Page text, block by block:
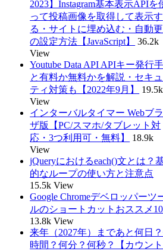
2023】Instagram基本表示APIを
って投稿画像を取得して表示す
る・サイトに埋め込む・自動
の設定方法【JavaScript】
36.2k
View
Youtube Data API APIキー発行
と有料か無料かを解説・セキュ
ティ対策も【2022年9月】
19.5k
View
インターバルタイマー Webブ
ザ版【PC/スマホ/タブレット対
応・3つ利用可・無料】
18.9k
View
jQueryにおけるeach()文とは？
的なループの使い方と注意点
15.5k View
Google Chromeデベロッパーツ
ルのショートカットおススメ
13.8k View
来年（2027年）まであと何日
時間？何分？何秒？【カウン